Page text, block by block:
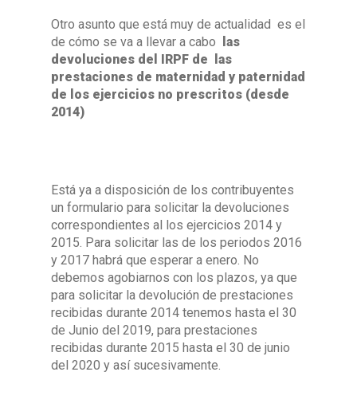
Otro asunto que está muy de actualidad es el
de cómo se va a llevar a cabo
las
devoluciones del IRPF de las
prestaciones de maternidad y paternidad
de los ejercicios no prescritos (desde
2014)
Está ya a disposición de los contribuyentes
un formulario para solicitar la devoluciones
correspondientes al los ejercicios 2014 y
2015. Para solicitar las de los periodos 2016
y 2017 habrá que esperar a enero. No
debemos agobiarnos con los plazos, ya que
para solicitar la devolución de prestaciones
recibidas durante 2014 tenemos hasta el 30
de Junio del 2019, para prestaciones
recibidas durante 2015 hasta el 30 de junio
del 2020 y así sucesivamente.